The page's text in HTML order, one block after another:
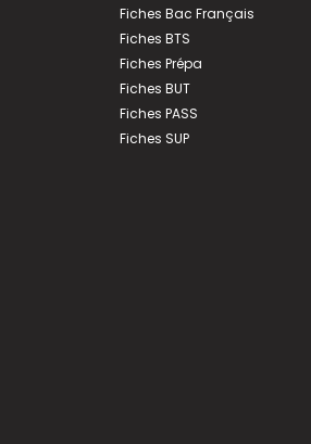
Fiches Bac Français
Fiches BTS
Fiches Prépa
Fiches BUT
Fiches PASS
Fiches SUP